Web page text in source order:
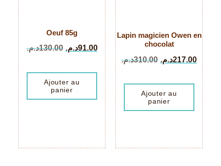
Oeuf 85g
130.00د.م. 91.00د.م.
Ajouter au
panier
Lapin magicien Owen en
chocolat
310.00د.م. 217.00د.م.
Ajouter au
panier